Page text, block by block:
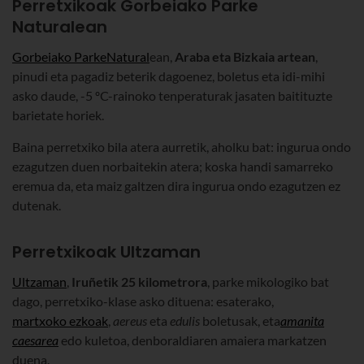
Perretxikoak Gorbeiako Parke
Naturalean
Gorbeiako ParkeNaturalean, Araba eta Bizkaia artean,
pinudi eta pagadiz beterik dagoenez, boletus eta idi-mihi
asko daude, -5 ºC-rainoko tenperaturak jasaten baitituzte
barietate horiek.
Baina perretxiko bila atera aurretik, aholku bat: ingurua ondo
ezagutzen duen norbaitekin atera; koska handi samarreko
eremua da, eta maiz galtzen dira ingurua ondo ezagutzen ez
dutenak.
Perretxikoak Ultzaman
Ultzaman, Iruñetik 25 kilometrora, parke mikologiko bat
dago, perretxiko-klase asko dituena: esaterako,
martxoko ezkoak, aereus eta edulis boletusak, etaamanita
caesarea edo kuletoa, denboraldiaren amaiera markatzen
duena.